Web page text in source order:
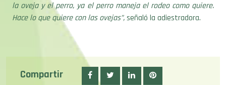
la oveja y el perro, ya el perro maneja el rodeo como quiere.
Hace lo que quiere con las ovejas”,señaló la adiestradora.
Compartir